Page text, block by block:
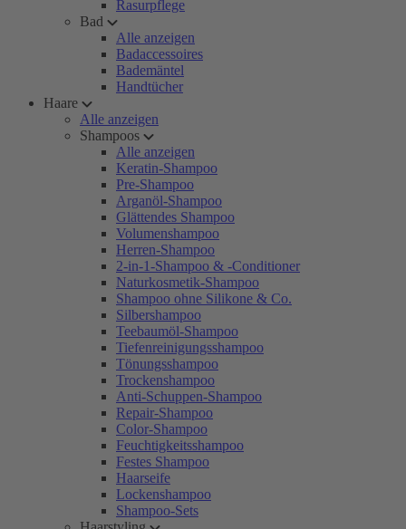
Rasurpflege
Bad
Alle anzeigen
Badaccessoires
Bademäntel
Handtücher
Haare
Alle anzeigen
Shampoos
Alle anzeigen
Keratin-Shampoo
Pre-Shampoo
Arganöl-Shampoo
Glättendes Shampoo
Volumenshampoo
Herren-Shampoo
2-in-1-Shampoo & -Conditioner
Naturkosmetik-Shampoo
Shampoo ohne Silikone & Co.
Silbershampoo
Teebaumöl-Shampoo
Tiefenreinigungsshampoo
Tönungsshampoo
Trockenshampoo
Anti-Schuppen-Shampoo
Repair-Shampoo
Color-Shampoo
Feuchtigkeitsshampoo
Festes Shampoo
Haarseife
Lockenshampoo
Shampoo-Sets